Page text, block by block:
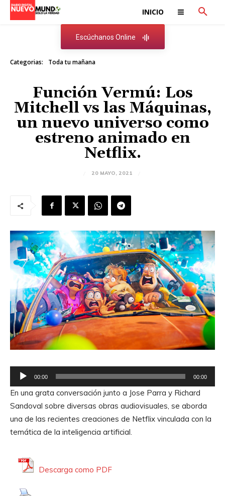
INICIO
Escúchanos Online
Categorias: Toda tu mañana
Función Vermú: Los
Mitchell vs las Máquinas,
un nuevo universo como
estreno animado en
Netflix.
20 MAYO, 2021
e
p
r
o
d
00:00 00:00
En una grata conversación junto a Jose Parra y Richard
Sandoval sobre diversas obras audiovisuales, se aborda
una de las recientes creaciones de Netflix vinculada con la
temática de la inteligencia artificial.
Descarga como PDF